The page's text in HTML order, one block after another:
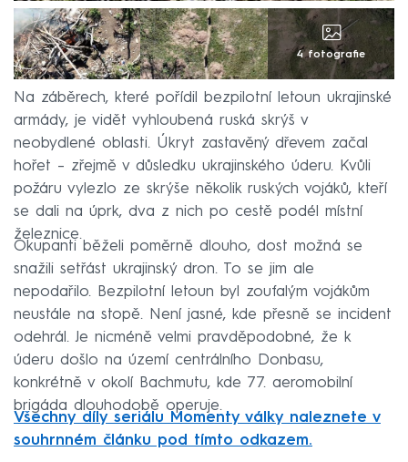
4 fotografie
Na záběrech, které pořídil bezpilotní letoun ukrajinské
armády, je vidět vyhloubená ruská skrýš v
neobydlené oblasti. Úkryt zastavěný dřevem začal
hořet – zřejmě v důsledku ukrajinského úderu. Kvůli
požáru vylezlo ze skrýše několik ruských vojáků, kteří
se dali na úprk, dva z nich po cestě podél místní
železnice.
Okupanti běželi poměrně dlouho, dost možná se
snažili setřást ukrajinský dron. To se jim ale
nepodařilo. Bezpilotní letoun byl zoufalým vojákům
neustále na stopě. Není jasné, kde přesně se incident
odehrál. Je nicméně velmi pravděpodobné, že k
úderu došlo na území centrálního Donbasu,
konkrétně v okolí Bachmutu, kde 77. aeromobilní
brigáda dlouhodobě operuje.
Všechny díly seriálu Momenty války naleznete v
souhrnném článku pod tímto odkazem.